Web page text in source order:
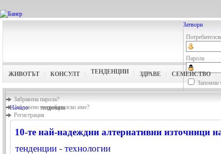
Затвори
Парола
Запомни
Забравена парола?
Забравено потребителско име?
Регистрация
ЖИВОТЪТ КОНСУЛТ ТЕНДЕНЦИИ ЗДРАВЕ СЕМЕЙСТВО
Начало тенденции
10-тe най-надеждни алтернативни източници
тенденции - технологии